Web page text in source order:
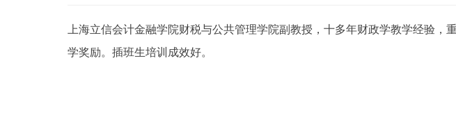
上海立信会计金融学院财税与公共管理学院副教授，十多年财政学教学经验
学奖励。插班生培训成效好。